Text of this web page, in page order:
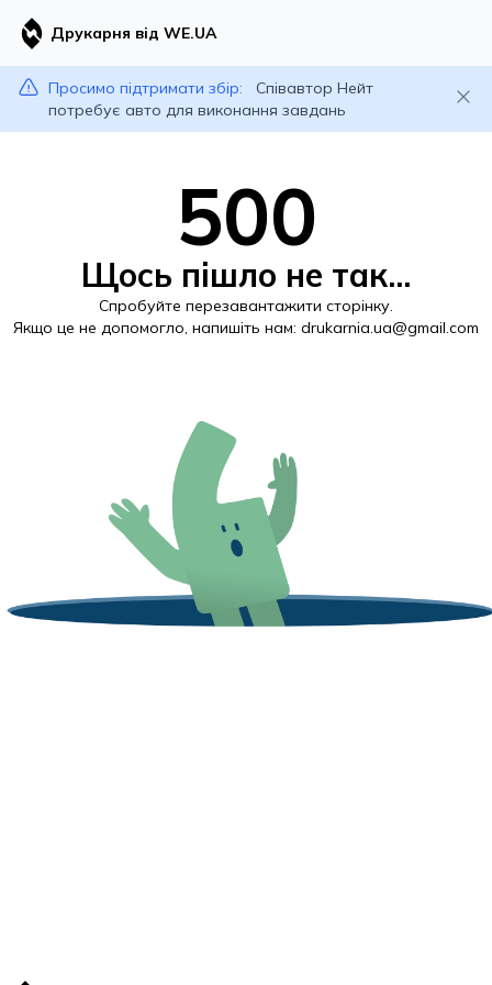
Друкарня від WE.UA
Просимо підтримати збір:
Співавтор Нейт
потребує авто для виконання завдань
500
Щось пішло не так...
Спробуйте перезавантажити сторінку.
Якщо це не допомогло, напишіть нам: drukarnia.ua@gmail.com